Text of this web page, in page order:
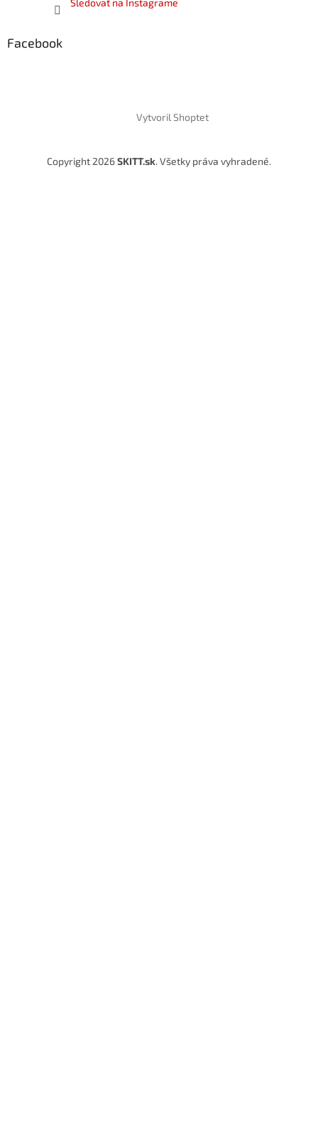
Sledovať na Instagrame
Facebook
Vytvoril Shoptet
Copyright 2026SKITT.sk. Všetky práva vyhradené.